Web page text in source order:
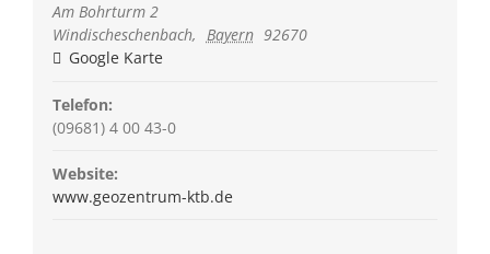
Am Bohrturm 2
Windischeschenbach, Bayern 92670
Google Karte
Telefon:
(09681) 4 00 43-0
Website:
www.geozentrum-ktb.de